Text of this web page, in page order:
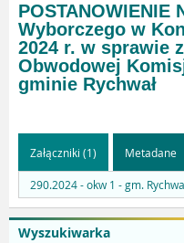
Wyszukiwarka
POSTANOWIENIE
Wyborczego w
2024 r. w sprawie
Obwodowej
gminie Rychwał
Załączniki (1) Metadane
290.2024 - okw 1 - gm.